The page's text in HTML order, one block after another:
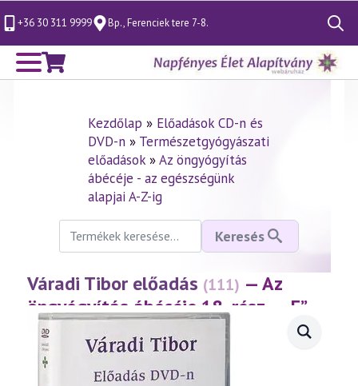
+36 30 311 9999 Bp., Ferenciek tere 7-8.
Search
for:
Kezdőlap » Előadások CD-n és
DVD-n» Természetgyógyászati
előadások»Az öngyógyítás
ábécéje - az egészségünk
alapjai A-Z-ig
Keresés
következőre:
Keresés
Váradi Tibor előadás (111) — Az
öngyógyítás ábécéje 18. rész – „E”
(1999.09.24.)